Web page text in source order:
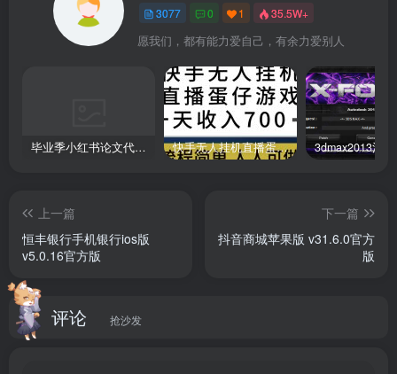
务类应用，致力于广大的用户提供便捷的资讯阅读，让您实
时掌握上海本地最及时、最有用、最热门的生活服务资讯和
栏目，动动手指，全方面玩转吃喝玩乐游购行。
平台内除了基本的资讯服务还有便捷的办事功能，为您快速
解决各类烦心事、不公事、疑难事、琐碎事，再也不用因为
去政府机构办事而烦恼，生活从此更加省时又省心，需要的
软件功能
1、全新的界面风格
分类明确，便于查询；
3077 0 1 35.5W+
愿我们，都有能力爱自己，有余力爱别人
毕业季小红书论文代润色项目，本科1500，专科1200，高客单GPT4.0-20分钟一篇带实操 快手无人挂机直播蛋仔游戏，一天收入700+流程简单人人可做（送10G素材）
上一篇
恒丰银行手机银行ios版
v5.0.16官方版
下一篇
抖音商城苹果版 v31.6.0官方
版
评论 抢沙发